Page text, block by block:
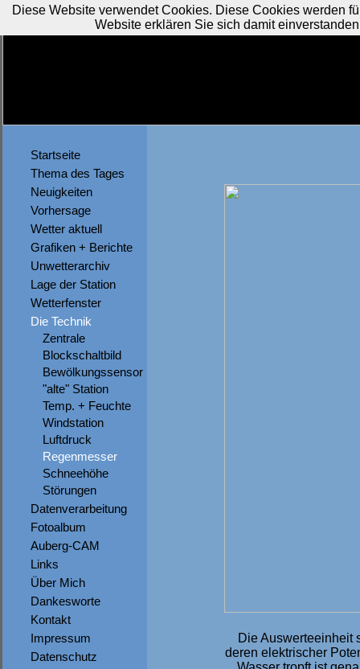
Startseite
Thema des Tages
Neuigkeiten
Vorhersage
Wetter aktuell
Grafiken + Berichte
Unwetterarchiv
Lage der Station
Wetterfenster
Die Technik
Zentrale
Blockschaltbild
Bewölkungssensor
"alte" Station
Temp. + Feuchte
Windstation
Luftdruck
Regenmesser
Schneehöhe
Störungen
Datenverarbeitung
Fotoalbum
Auberg-CAM
Links
Über Mich
Dankesworte
Kontakt
Impressum
Datenschutz
Die Auswerteeinheit
deren elektrischer
Diese Website verwendet Cookies. Diese Cookies werden
Website erklären Sie sich damit